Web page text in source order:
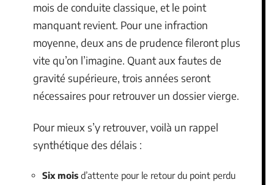
mois de conduite classique, et le point
manquant revient. Pour une infraction
moyenne, deux ans de prudence fileront plus
vite qu’on l’imagine. Quant aux fautes de
gravité supérieure, trois années seront
nécessaires pour retrouver un dossier vierge.
Pour mieux s’y retrouver, voilà un rappel
synthétique des délais :
Six mois d’attente pour le retour du point perdu